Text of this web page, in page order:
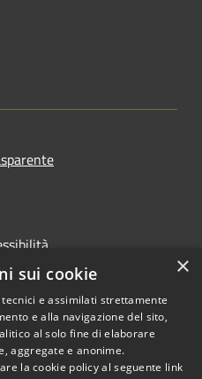
Copyright © 2026 • Comune di
×
sui cookie
e assimilati strettamente
e alla navigazione del sito,
al solo fine di elaborare
aggregate e anonime.
la cookie policy al seguente link